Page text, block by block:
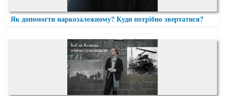
Як допомогти наркозалежному? Куди потрібно звертатися?